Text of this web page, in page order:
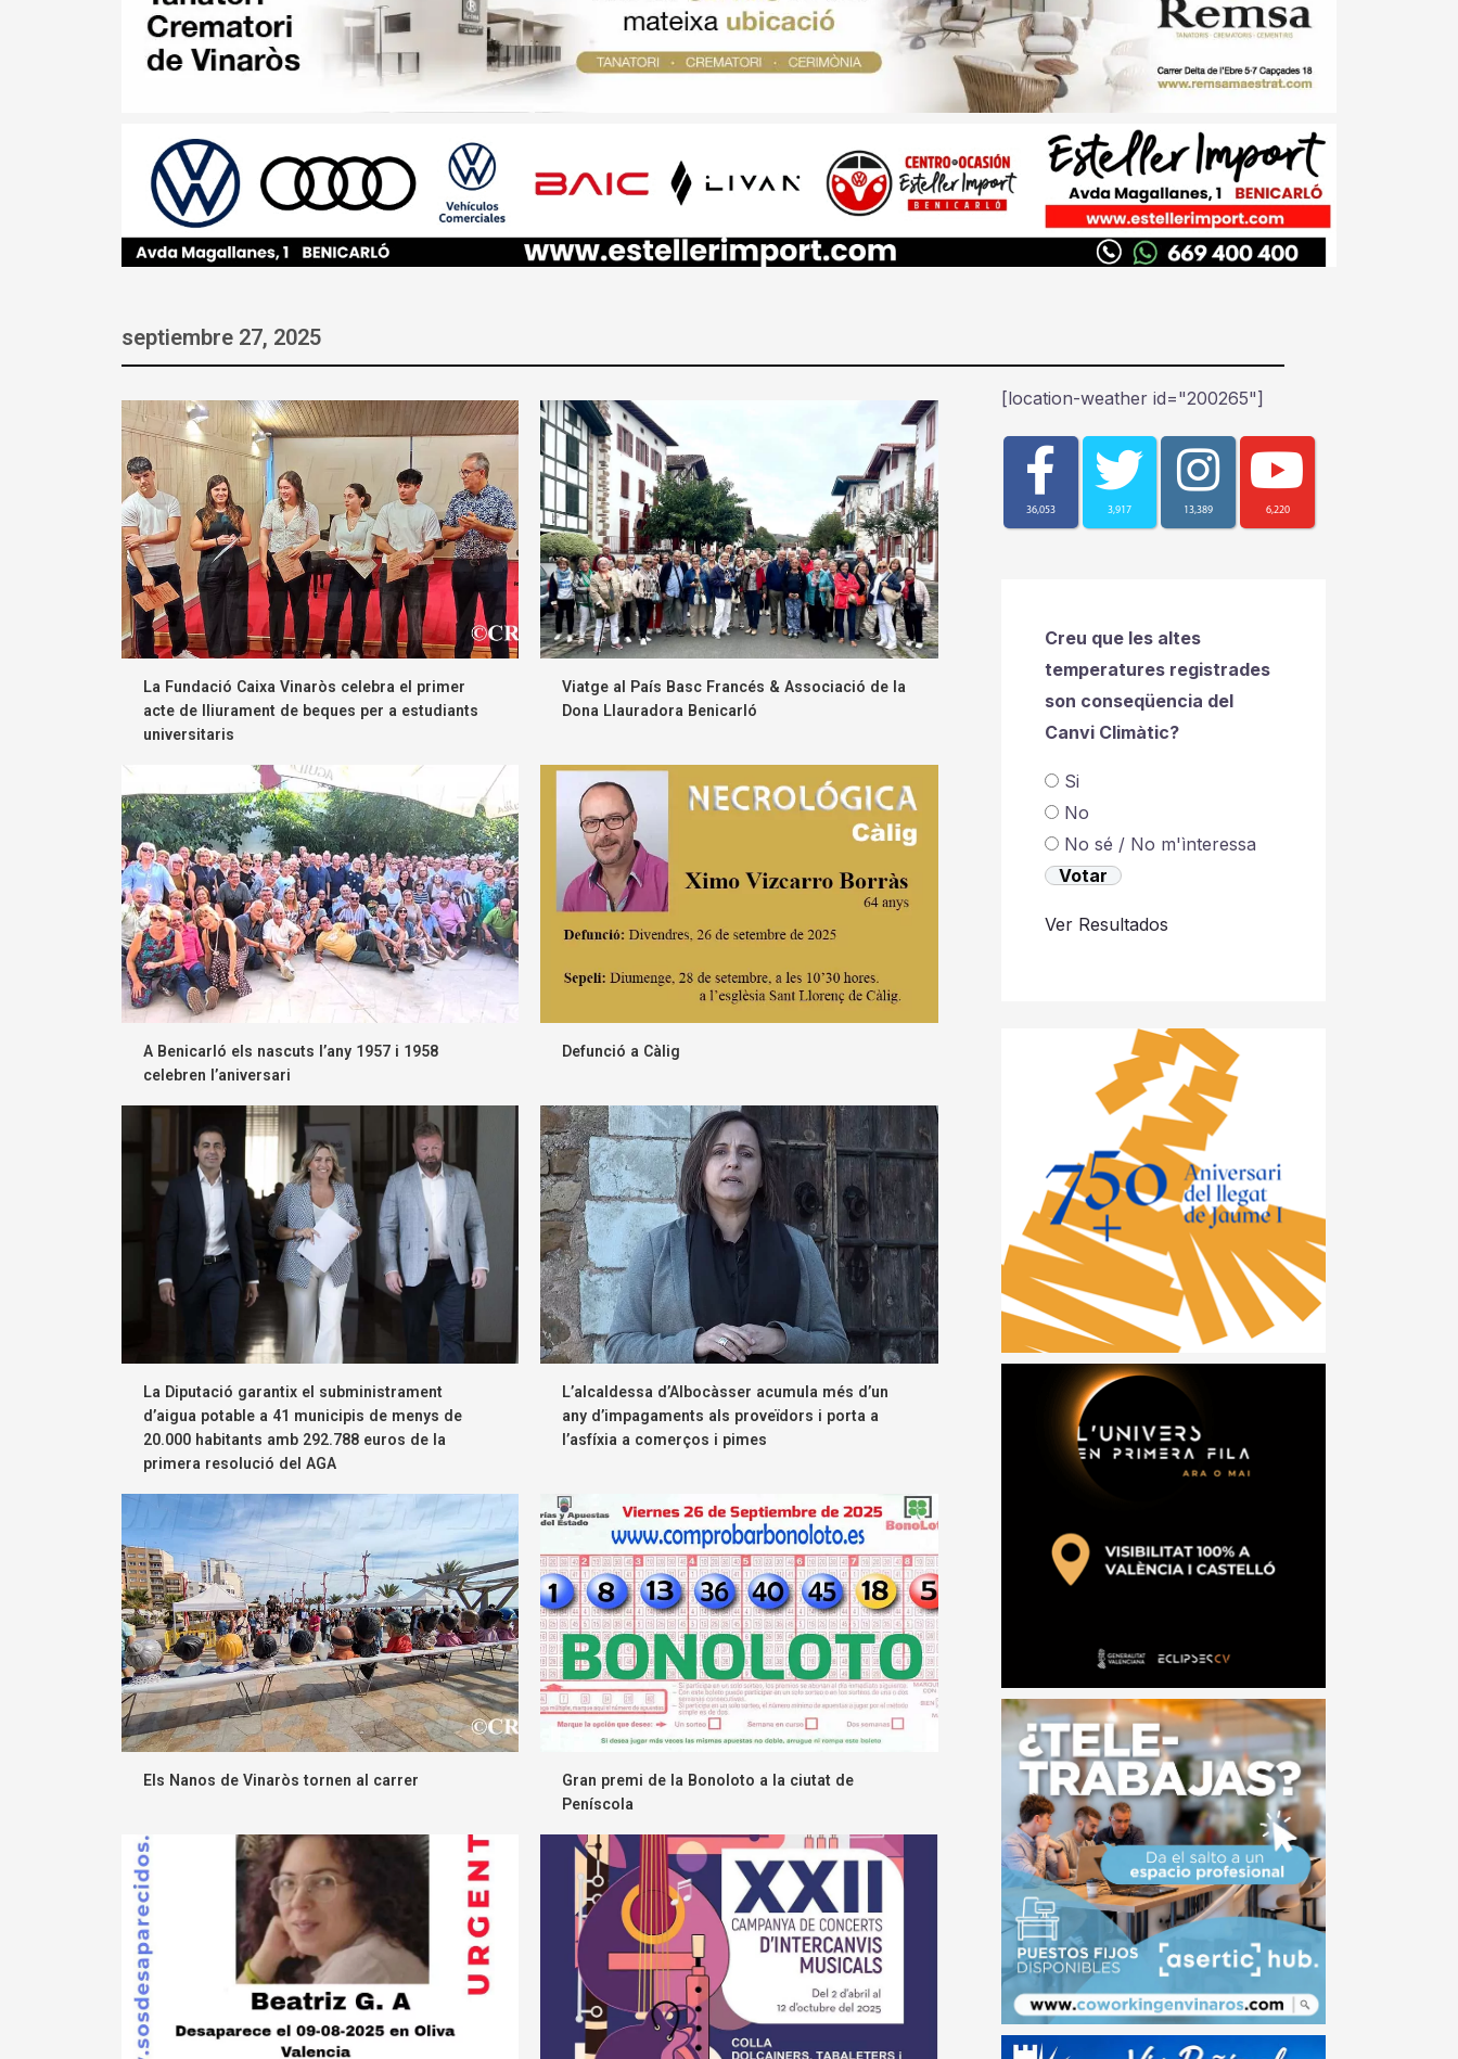
septiembre 27, 2025
La Fundació Caixa Vinaròs celebra el primer
acte de lliurament de beques per a estudiants
universitaris
Viatge al País Basc Francés & Associació de la
Dona Llauradora Benicarló
A Benicarló els nascuts l’any 1957 i 1958
celebren l’aniversari
Defunció a Càlig
La Diputació garantix el subministrament
d’aigua potable a 41 municipis de menys de
20.000 habitants amb 292.788 euros de la
primera resolució del AGA
L’alcaldessa d’Albocàsser acumula més d’un
any d’impagaments als proveïdors i porta a
l’asfíxia a comerços i pimes
Els Nanos de Vinaròs tornen al carrer
Gran premi de la Bonoloto a la ciutat de
Peníscola
[location-weather id="200265"]
36,053 3,917 13,389 6,220
Creu que les altes
temperatures registrades
son conseqüencia del
Canvi Climàtic?
Si
No
No sé / No m'ìnteressa
Ver Resultados